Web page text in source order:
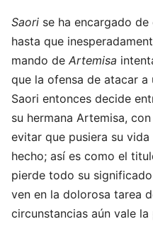
Saori se ha encargado
hasta que
mando de Artemisa
que la ofensa de atacar a
Saori entonces decide
su hermana Artemisa,
evitar que pusiera su
hecho; así es como el
pierde todo su
ven en la dolorosa tarea
circunstancias aún vale la